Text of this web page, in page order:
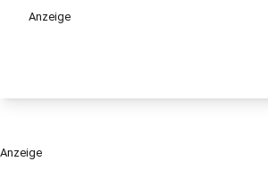
Anzeige
Anzeige